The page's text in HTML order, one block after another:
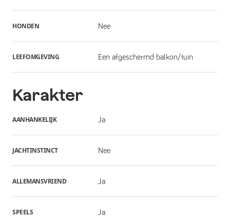
HONDEN Nee
LEEFOMGEVING Een afgeschermd balkon/tuin
Karakter
AANHANKELIJK Ja
JACHTINSTINCT Nee
ALLEMANSVRIEND Ja
SPEELS Ja